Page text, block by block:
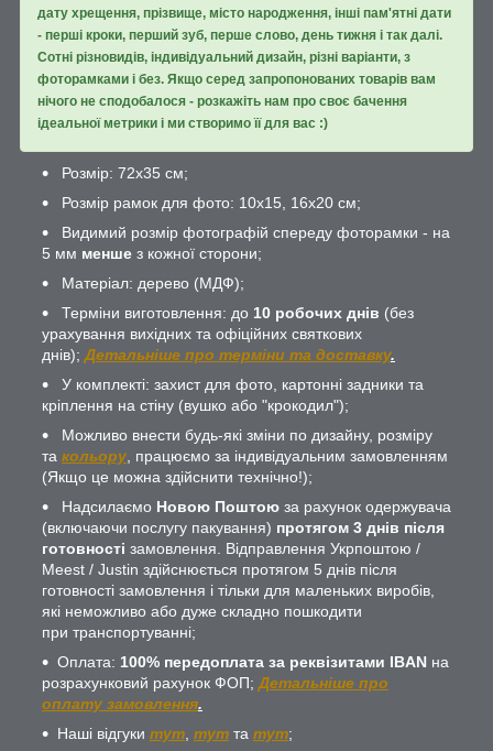
дату хрещення, прізвище, місто народження, інші пам'ятні дати
- перші кроки, перший зуб, перше слово, день тижня і так далі.
Сотні різновидів, індивідуальний дизайн, різні варіанти, з
фоторамками і без. Якщо серед запропонованих товарів вам
нічого не сподобалося - розкажіть нам про своє бачення
ідеальної метрики і ми створимо її для вас :)
Розмір: 72х35 см;
Розмір рамок для фото: 10х15, 16х20 см;
Видимий розмір фотографій спереду фоторамки - на
5 мм менше з кожної сторони;
Матеріал: дерево (МДФ);
Терміни виготовлення: до 10 робочих днів (без
урахування вихідних та офіційних святкових
днів); Детальніше про терміни та доставку.
У комплекті: захист для фото, картонні задники та
кріплення на стіну (вушко або "крокодил");
Можливо внести будь-які зміни по дизайну, розміру
та кольору , працюємо за індивідуальним замовленням
(Якщо це можна здійснити технічно!);
Надсилаємо Новою Поштою за рахунок одержувача
(включаючи послугу пакування) протягом 3 днів після
готовності замовлення. Відправлення Укрпоштою /
Meest / Justin здійснюється протягом 5 днів після
готовності замовлення і тільки для маленьких виробів,
які неможливо або дуже складно пошкодити
при транспортуванні;
Оплата: 100% передоплата за реквізитами IBAN на
розрахунковий рахунок ФОП; Детальніше про
оплату замовлення.
Наші відгуки тут тут та тут;